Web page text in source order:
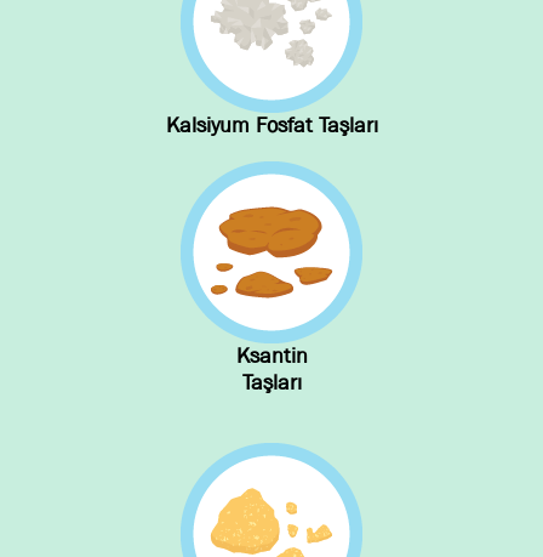
Kalsiyum Fosfat Taşları
Ksantin
Taşları